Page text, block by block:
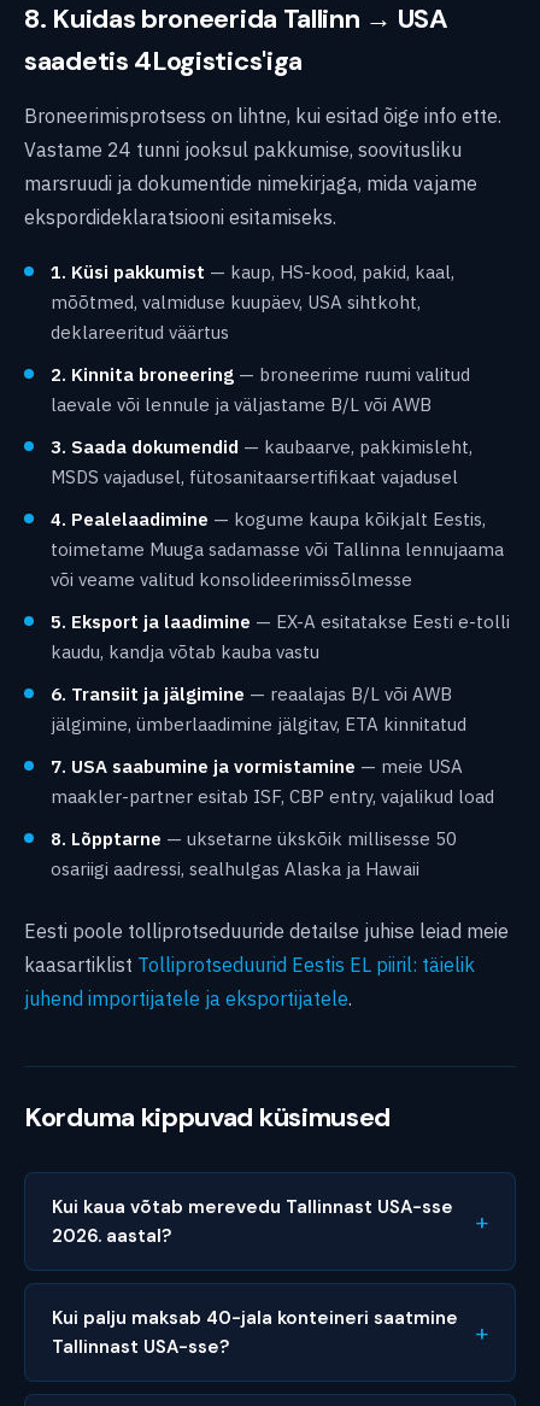
8. Kuidas broneerida Tallinn → USA
saadetis 4Logistics'iga
Broneerimisprotsess on lihtne, kui esitad õige info ette.
Vastame 24 tunni jooksul pakkumise, soovitusliku
marsruudi ja dokumentide nimekirjaga, mida vajame
ekspordideklaratsiooni esitamiseks.
1. Küsi pakkumist — kaup, HS-kood, pakid, kaal,
mõõtmed, valmiduse kuupäev, USA sihtkoht,
deklareeritud väärtus
2. Kinnita broneering — broneerime ruumi valitud
laevale või lennule ja väljastame B/L või AWB
3. Saada dokumendid — kaubaarve, pakkimisleht,
MSDS vajadusel, fütosanitaarsertifikaat vajadusel
4. Pealelaadimine — kogume kaupa kõikjalt Eestis,
toimetame Muuga sadamasse või Tallinna lennujaama
või veame valitud konsolideerimissõlmesse
5. Eksport ja laadimine — EX-A esitatakse Eesti e-tolli
kaudu, kandja võtab kauba vastu
6. Transiit ja jälgimine — reaalajas B/L või AWB
jälgimine, ümberlaadimine jälgitav, ETA kinnitatud
7. USA saabumine ja vormistamine — meie USA
maakler-partner esitab ISF, CBP entry, vajalikud load
8. Lõpptarne — uksetarne ükskõik millisesse 50
osariigi aadressi, sealhulgas Alaska ja Hawaii
Eesti poole tolliprotseduuride detailse juhise leiad meie
kaasartiklist Tolliprotseduurid Eestis EL piiril: täielik
juhend importijatele ja eksportijatele.
Korduma kippuvad küsimused
Kui kaua võtab merevedu Tallinnast USA-sse
2026. aastal?
FCL-veod Muugalt või Riia/Klaipeda kaudu USA
idarannikule (New York, Norfolk, Savannah,
Charleston) võtavad 18-26 päeva sadamast
sadamasse. LCL Hamburgi, Antwerpeni või
Kui palju maksab 40-jala konteineri saatmine
Tallinnast USA-sse?
All-in FCL hinnad 2026. aastal on 3800-5400 eurot